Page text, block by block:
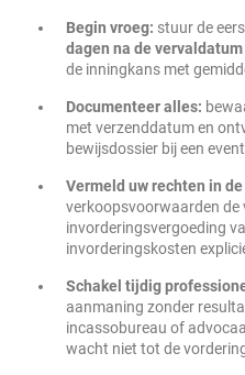
Begin vroeg: stuur de
dagen na de vervaldatum
de inningkans met
Documenteer alles:
met verzenddatum en
bewijsdossier bij een
Vermeld uw rechten in de
verkoopsvoorwaarden
invorderingsvergoeding
invorderingskosten
Schakel tijdig
aanmaning zonder
incassobureau of
wacht niet tot de